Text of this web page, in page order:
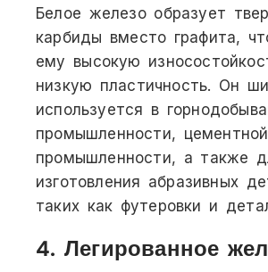
Белое железо образует
карбиды вместо графита,
ему высокую
низкую пластичность. Он
используется в
промышленности, цементной
промышленности, а также
изготовления абразивных
таких как футеровки и
4. Легированное